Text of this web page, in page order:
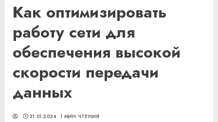
Как оптимизировать
работу сети для
обеспечения высокой
скорости передачи
данных
31.01.2024 1 МИН ЧТЕНИЯ